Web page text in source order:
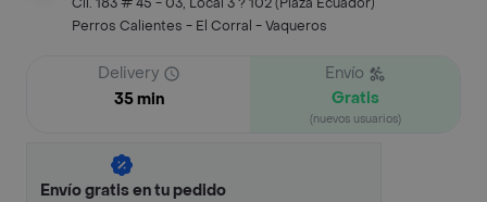
Perros Calientes - El Corral - Vaqueros
Delivery
35 min
Envío
Gratis
(nuevos usuarios)
Envío gratis en tu pedido